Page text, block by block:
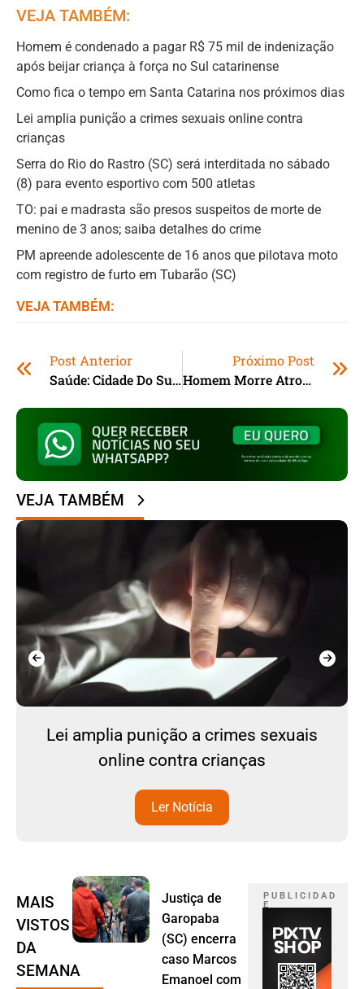
VEJA TAMBÉM:
Homem é condenado a pagar R$ 75 mil de indenização
após beijar criança à força no Sul catarinense
Como fica o tempo em Santa Catarina nos próximos dias
Lei amplia punição a crimes sexuais online contra
crianças
Serra do Rio do Rastro (SC) será interditada no sábado
(8) para evento esportivo com 500 atletas
TO: pai e madrasta são presos suspeitos de morte de
menino de 3 anos; saiba detalhes do crime
PM apreende adolescente de 16 anos que pilotava moto
com registro de furto em Tubarão (SC)
VEJA TAMBÉM:
Post Anterior
Saúde: Cidade Do Sul Catarinense Aposta Em Drone Para Reforçar Combate Ao Mosquito Da Dengue
Próximo Post
Homem Morre Atropelado Em Braço Do Norte (SC); Motorista Foge Sem Prestar Socorro
VEJA TAMBÉM
Lei amplia punição a crimes sexuais
online contra crianças
Ler Notícia
MAIS
VISTOS
DA
SEMANA
Justiça de
Garopaba
(SC) encerra
caso Marcos
Emanoel com
P U B L I C I D A D
E